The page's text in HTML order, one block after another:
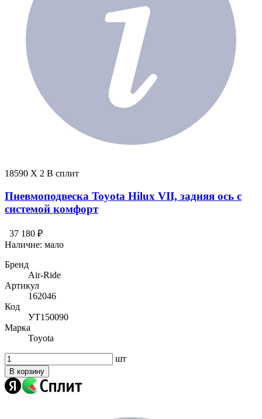
18590 X 2 В сплит
Пневмоподвеска Toyota Hilux VII, задняя ось с
системой комфорт
37 180 ₽
Наличие: мало
Бренд
Air-Ride
Артикул
162046
Код
УТ150090
Марка
Toyota
шт
В корзину